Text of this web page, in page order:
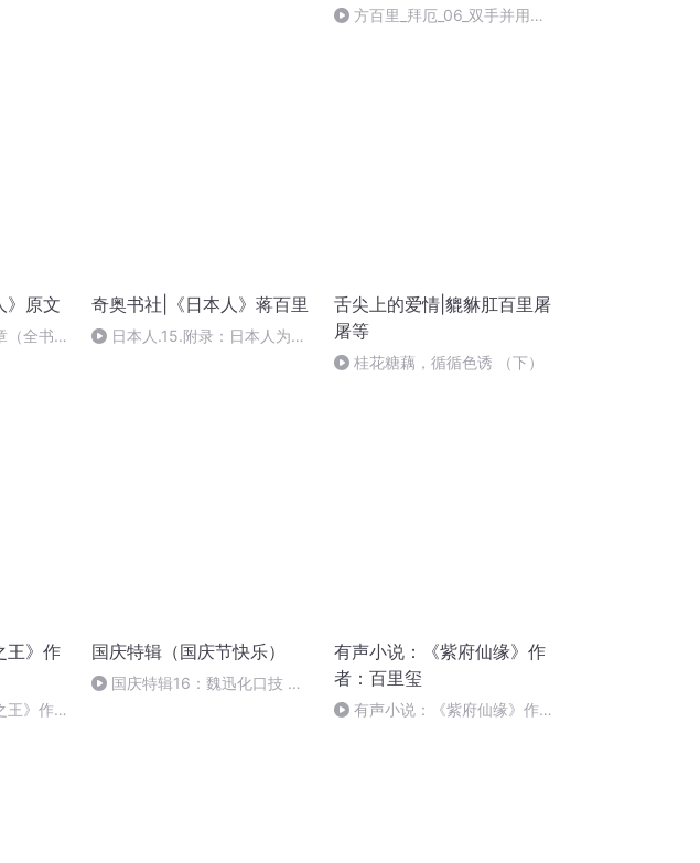
方百里_拜厄_06_双手并用
》原文
（全书
奇奥书社|《日本人》蒋百里
日本人.15.附录：日本人为什
舌尖上的爱情|貔貅肛百里屠
屠等
桂花糖藕，循循色诱 （下）
王》作
王》作
国庆特辑（国庆节快乐）
国庆特辑16：魏迅化口技 二
有声小说：《紫府仙缘》作
者：百里玺
有声小说：《紫府仙缘》作